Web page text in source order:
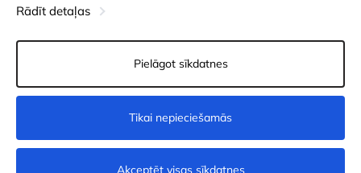
Nopirkt
Apmaksa un piegāde
Loayalitātes kartes
Vairumtirdzniecības pircējiem
Preču atgriešanās
Sīkdatņu iestatījumi
Rādīt detaļas
Pielāgot sīkdatnes
Tikai nepieciešamās
Akceptēt visas sīkdatnes